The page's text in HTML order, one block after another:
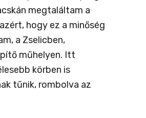
megtaláltam a
hogy ez a minőség
a Zselicben,
műhelyen. Itt
körben is
tűnik, rombolva az